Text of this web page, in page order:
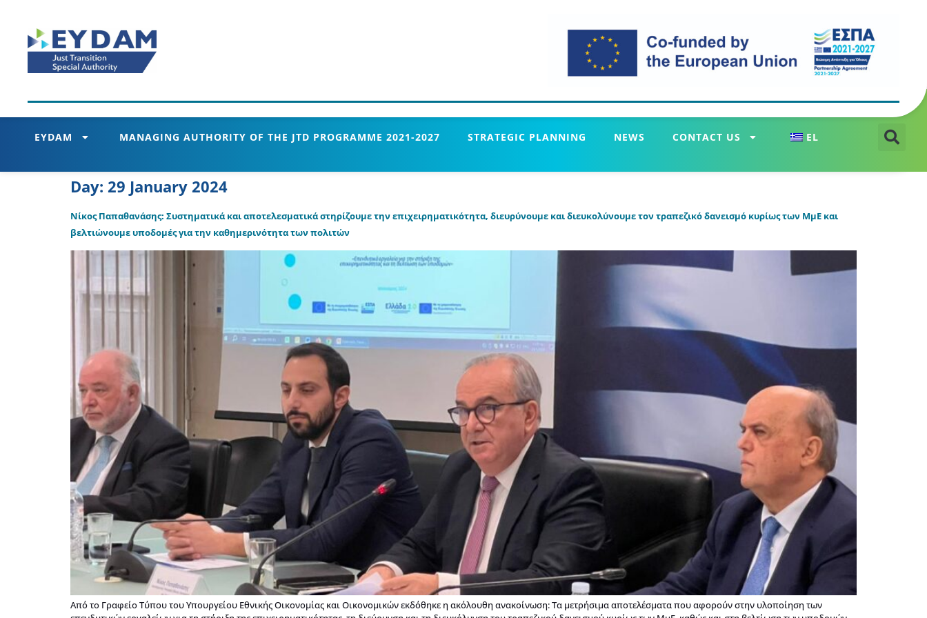
EYDAM MANAGING AUTHORITY OF THE JTD PROGRAMME 2021-2027 STRATEGIC PLANNING NEWS CONTACT US EL
Day: 29 January 2024
Νίκος Παπαθανάσης: Συστηματικά και αποτελεσματικά στηρίζουμε την επιχειρηματικότητα, διευρύνουμε και διευκολύνουμε τον τραπεζικό δανεισμό κυρίως των ΜμΕ και
βελτιώνουμε υποδομές για την καθημερινότητα των πολιτών
Από το Γραφείο Τύπου του Υπουργείου Εθνικής Οικονομίας και Οικονομικών εκδόθηκε η ακόλουθη ανακοίνωση: Τα μετρήσιμα αποτελέσματα που αφορούν στην υλοποίηση των